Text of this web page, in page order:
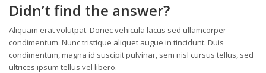
Didn’t find the answer?
Aliquam erat volutpat. Donec vehicula lacus sed ullamcorper
condimentum. Nunc tristique aliquet augue in tincidunt. Duis
condimentum, magna id suscipit pulvinar, sem nisl cursus tellus, sed
ultrices ipsum tellus vel libero.